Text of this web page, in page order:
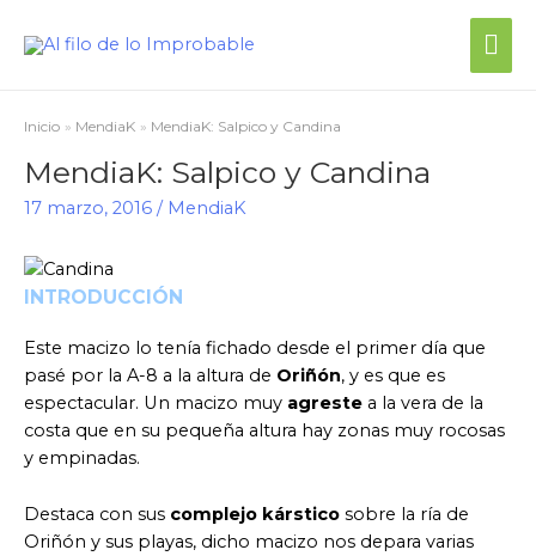
Inicio MendiaK MendiaK: Salpico y Candina
MendiaK: Salpico y Candina
17 marzo, 2016 / MendiaK
INTRODUCCIÓN
Este macizo lo tenía fichado desde el primer día que
pasé por la A-8 a la altura de Oriñón, y es que es
espectacular. Un macizo muy agreste a la vera de la
costa que en su pequeña altura hay zonas muy rocosas
y empinadas.
Destaca con sus complejo kárstico sobre la ría de
Oriñón y sus playas, dicho macizo nos depara varias